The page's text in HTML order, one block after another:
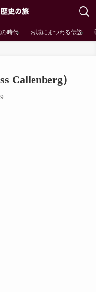
時代 お城にまつわる伝説
Callenberg）